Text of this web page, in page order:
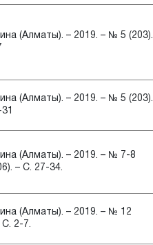
(Алматы). – 2019. – № 5 (203).
(Алматы). – 2019. – № 5 (203).
(Алматы). – 2019. – № 7-8
– С. 27-34.
(Алматы). – 2019. – № 12
С. 2-7.